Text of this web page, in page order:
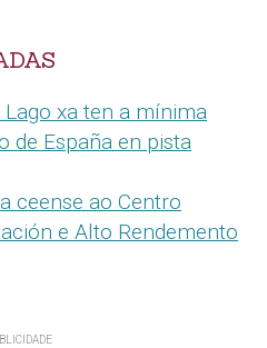
Lago xa ten a mínima
de España en pista
ceense ao Centro
e Alto Rendemento